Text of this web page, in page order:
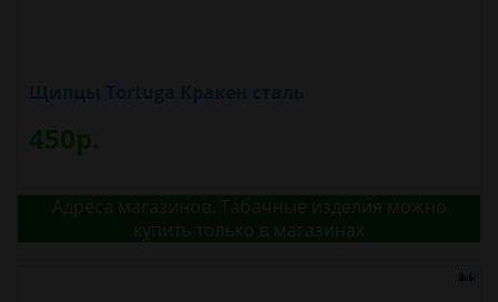
450р.
Адреса магазинов. Табачные изделия можно
купить только в магазинах